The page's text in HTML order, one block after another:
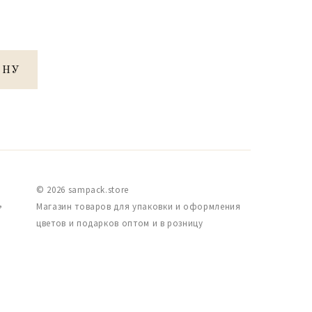
© 2026 sampack.store
Магазин товаров для упаковки и оформления
цветов и подарков оптом и в розницу